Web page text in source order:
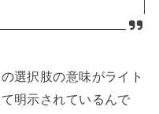
選択肢の意味がライト
明示されているんで